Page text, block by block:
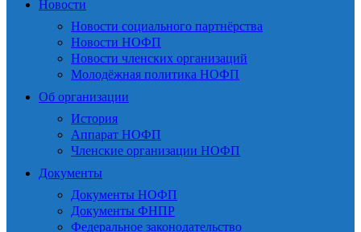
Новости
Новости социального партнёрства
Новости НОФП
Новости членских организаций
Молодёжная политика НОФП
Об организации
История
Аппарат НОФП
Членские организации НОФП
Документы
Документы НОФП
Документы ФНПР
Федеральное законодательство